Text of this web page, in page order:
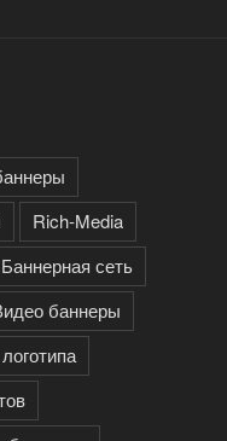
Rich-Media
Баннерная сеть
баннеры